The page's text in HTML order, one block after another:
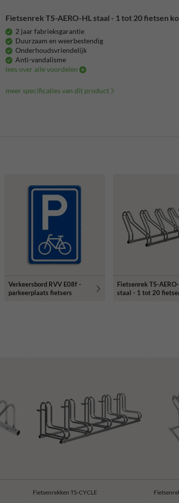
Fietsenrek TS-AERO-HL staal - 1 tot 20 fietsen
2 jaar fabrieksgarantie
Duurzaam en weerbestendig
Onderhoudsvriendelijk
Anti-vandalisme
lees over alle voordelen
meer specificaties van dit product
Verkeersbord RVV E08f -
parkeerplaats fietsers
Fietsenrek TS-
staal - 1 tot 20
Fietsenrekken TS-CYCLE